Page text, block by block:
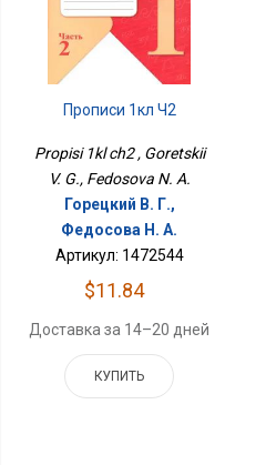
Прописи 1кл Ч2
Propisi 1kl ch2 , Goretskii
V. G., Fedosova N. A.
Горецкий В. Г.,
Федосова Н. А.
Артикул: 1472544
$11.84
Доставка за 14–20 дней
КУПИТЬ